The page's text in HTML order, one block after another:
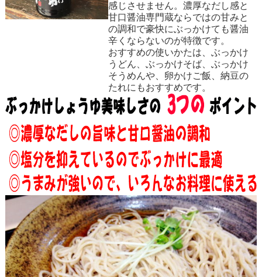
感じさせません。濃厚なだし感と
甘口醤油専門蔵ならではの甘みと
の調和で豪快にぶっかけても醤油
辛くならないのが特徴です。
おすすめの使いかたは、ぶっかけ
うどん、ぶっかけそば、ぶっかけ
そうめんや、卵かけご飯、納豆の
たれにもおすすめです。